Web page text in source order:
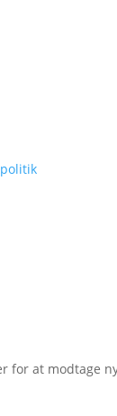
for at modtage